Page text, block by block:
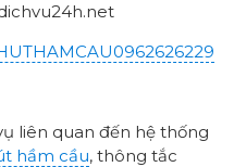
liên quan đến hệ thống
hầm cầu, thông tắc